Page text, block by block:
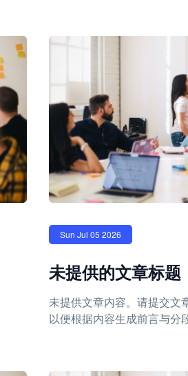
Sun Jul 05 2026
未提供的文章标题
未提供文章内容。请提交文
以便根据内容生成前言与分